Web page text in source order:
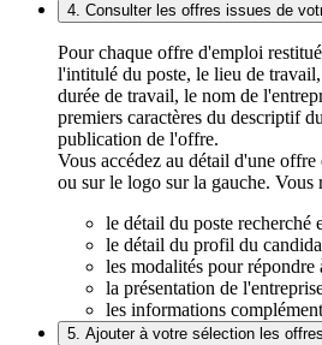
4. Consulter les offres issues de
Pour chaque offre d'emploi
l'intitulé du poste, le lieu de
durée de travail, le nom de
premiers caractères du descriptif
publication de l'offre.
Vous accédez au détail d'une
ou sur le logo sur la gauche. Vous
le détail du poste recherché
le détail du profil du
les modalités pour répondre
la présentation de
les informations
5. Ajouter à votre sélection les